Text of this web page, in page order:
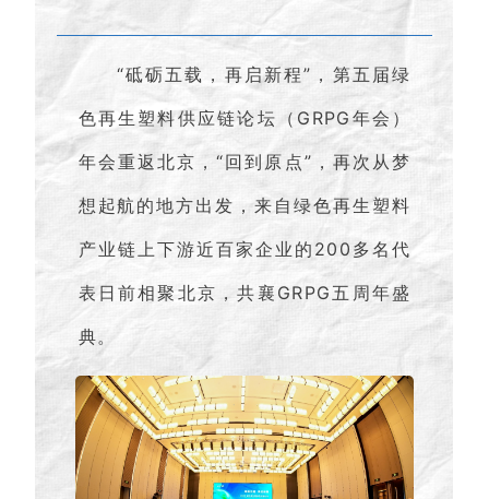
“砥砺五载，再启新程”，第五届绿
色再生塑料供应链论坛（GRPG年会）
年会重返北京，“回到原点”，再次从梦
想起航的地方出发，来自绿色再生塑料
产业链上下游近百家企业的200多名代
表日前相聚北京，共襄GRPG五周年盛
典。